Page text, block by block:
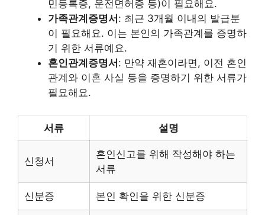
민등록증, 운전면허증 등)이 필요해요.
가족관계증명서 : 최근 3개월 이내의 발급분
이 필요해요. 이는 본인의 가족관계를 증명하
기 위한 서류예요.
혼인관계증명서 : 만약 재혼이라면, 이전 혼인
관계와 이혼 사실 등을 증명하기 위한 서류가
필요해요.
서류 설명
신청서
혼인신고를 위해 작성해야 하는
서류
신분증 본인 확인을 위한 신분증